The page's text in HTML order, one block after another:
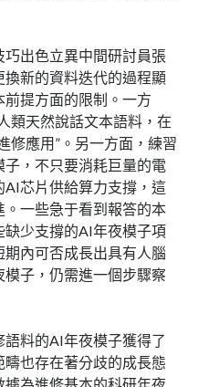
出色立異中間研討員張
新的資料迭代的過程顯
提方面的限制。一方
類天然說話文本語料，在
修應用”。另一方面，練習
，不只要消耗巨量的電
芯片供給算力支撐，這
一些急于看到報答的本
少支撐的AI年夜模子項
內可否成長出具有人腦
子，仍需進一個步驟察
料的AI年夜模子獲得了
也存在著分歧的成長態